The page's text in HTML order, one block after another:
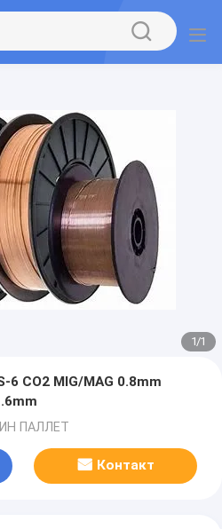
1/1
6 СО2 MIG/MAG 0.8mm
ПАЛЛЕТ
Контакт